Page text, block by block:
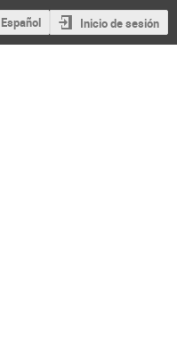
Español Inicio de sesión